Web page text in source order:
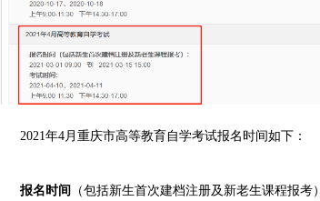
2021年4月重庆市高等教育自学考试报名时间如下：
报名时间 （包括新生首次建档注册及新老生课程报考）